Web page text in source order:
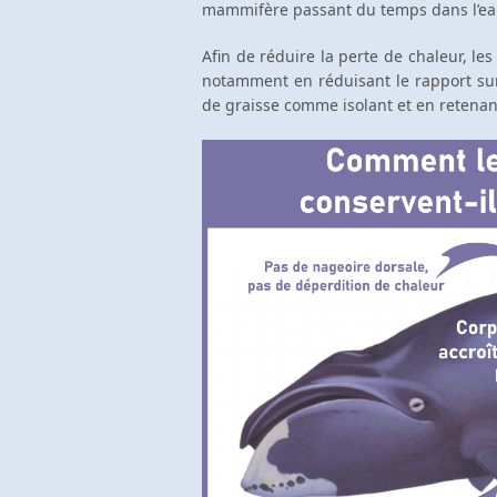
mammifère passant du temps dans
Afin de réduire la perte de chaleur,
notamment en réduisant le rapport
de graisse comme isolant et en